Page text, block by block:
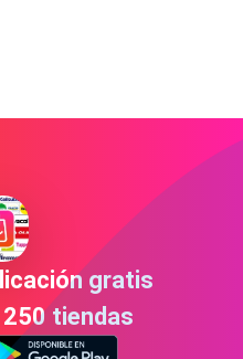
gratis
tiendas